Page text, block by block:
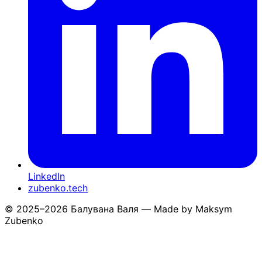
LinkedIn
zubenko.tech
© 2025–2026 Балувана Валя — Made by Maksym
Zubenko